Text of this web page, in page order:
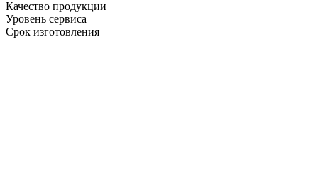
Качество продукции
Уровень сервиса
Срок изготовления